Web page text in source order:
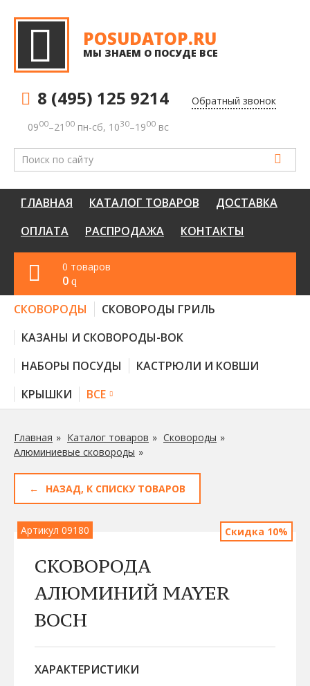
POSUDATOP.RU
МЫ ЗНАЕМ О ПОСУДЕ ВСЕ
8 (495) 125 9214
Обратный звонок
0900–21 00 пн-сб, 1030–1900 вс
ГЛАВНАЯ КАТАЛОГ ТОВАРОВ
ДОСТАВКА
ОПЛАТА
РАСПРОДАЖА КОНТАКТЫ
0 товаров
0 q
СКОВОРОДЫ
СКОВОРОДЫ ГРИЛЬ
КАЗАНЫ И СКОВОРОДЫ-ВОК
НАБОРЫ ПОСУДЫ
КАСТРЮЛИ И КОВШИ
КРЫШКИ
ВСЕ
Главная Каталог товаров
Сковороды
Алюминиевые сковороды
НАЗАД, К СПИСКУ ТОВАРОВ
Артикул 09180 Скидка 10%
СКОВОРОДА
АЛЮМИНИЙ MAYER
BOCH
ХАРАКТЕРИСТИКИ